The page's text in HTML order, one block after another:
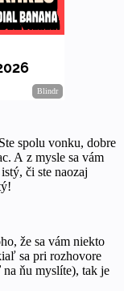
spolu vonku, dobre
A z mysle sa vám
či ste naozaj
že sa vám niekto
sa pri rozhovore
na ňu myslíte), tak je